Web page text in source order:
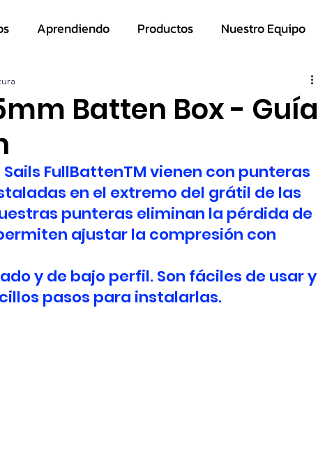
Aprendiendo Productos Nuestro Equipo
Batten Box - Guía
FullBattenTM vienen con punteras
en el extremo del grátil de las
punteras eliminan la pérdida de
ajustar la compresión con
y de bajo perfil. Son fáciles de usar y
pasos para instalarlas.